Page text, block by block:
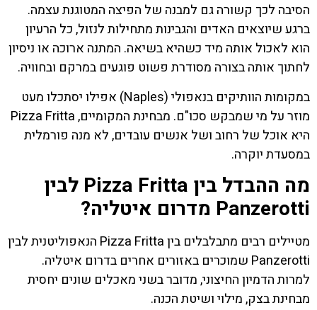
הסיבה לכך קשורה גם למבנה של הפיצה המטוגנת עצמה.
ברגע שיוצאים האדים והגבינות מתחילות לנזול, כל הרעיון
הוא לאכול אותה מיד כשהיא בשיאה. המתנה ארוכה או ניסיון
לחתוך אותה בצורה מסודרת פשוט פוגעים במרקם ובחוויה.
במקומות הוותיקים בנאפולי (Naples) אפילו יסתכלו מעט
מוזר על מי שמבקש סכו"ם. מבחינת המקומיים, Pizza Fritta
היא אוכל של רחוב ושל אנשים עובדים, לא מנה פורמלית
במסעדת יוקרה.
מה ההבדל בין Pizza Fritta לבין
Panzerotti מדרום איטליה?
מטיילים רבים מתבלבלים בין Pizza Fritta הנאפוליטנית לבין
Panzerotti שמוכרים באזורים אחרים בדרום איטליה.
למרות הדמיון החיצוני, מדובר בשני מאכלים שונים יחסית
מבחינת בצק, מילוי ושיטת הכנה.